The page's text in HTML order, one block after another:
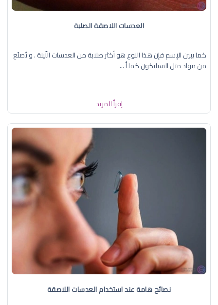
العدسات اللاصقة الصلبة
كما يبين الإسم فإن هذا النوع هو أكثر صلابة من العدسات اللّينة . و تُصنَع
من مواد مثل السيليكون كما أ ...
إقرأ المزيد
نصائح هامة عند استخدام العدسات اللاصقة